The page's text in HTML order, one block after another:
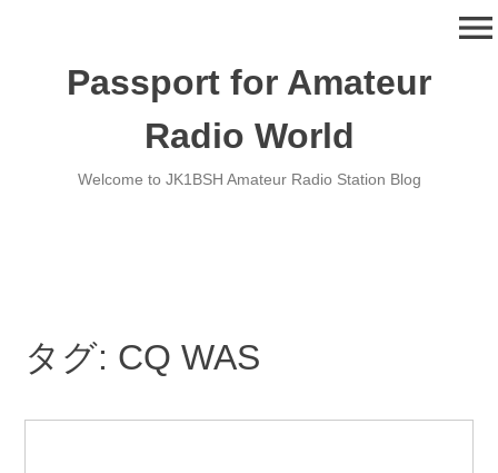
Passport for Amateur
Radio World
Welcome to JK1BSH Amateur Radio Station Blog
menu
タグ: CQ WAS